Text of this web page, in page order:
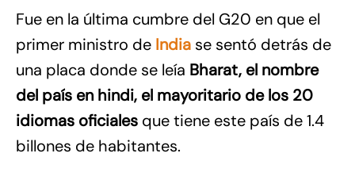
Fue en la última cumbre del G20 en que el
primer ministro de India se sentó detrás de
una placa donde se leía Bharat, el nombre
del país en hindi, el mayoritario de los 20
idiomas oficiales que tiene este país de 1.4
billones de habitantes.